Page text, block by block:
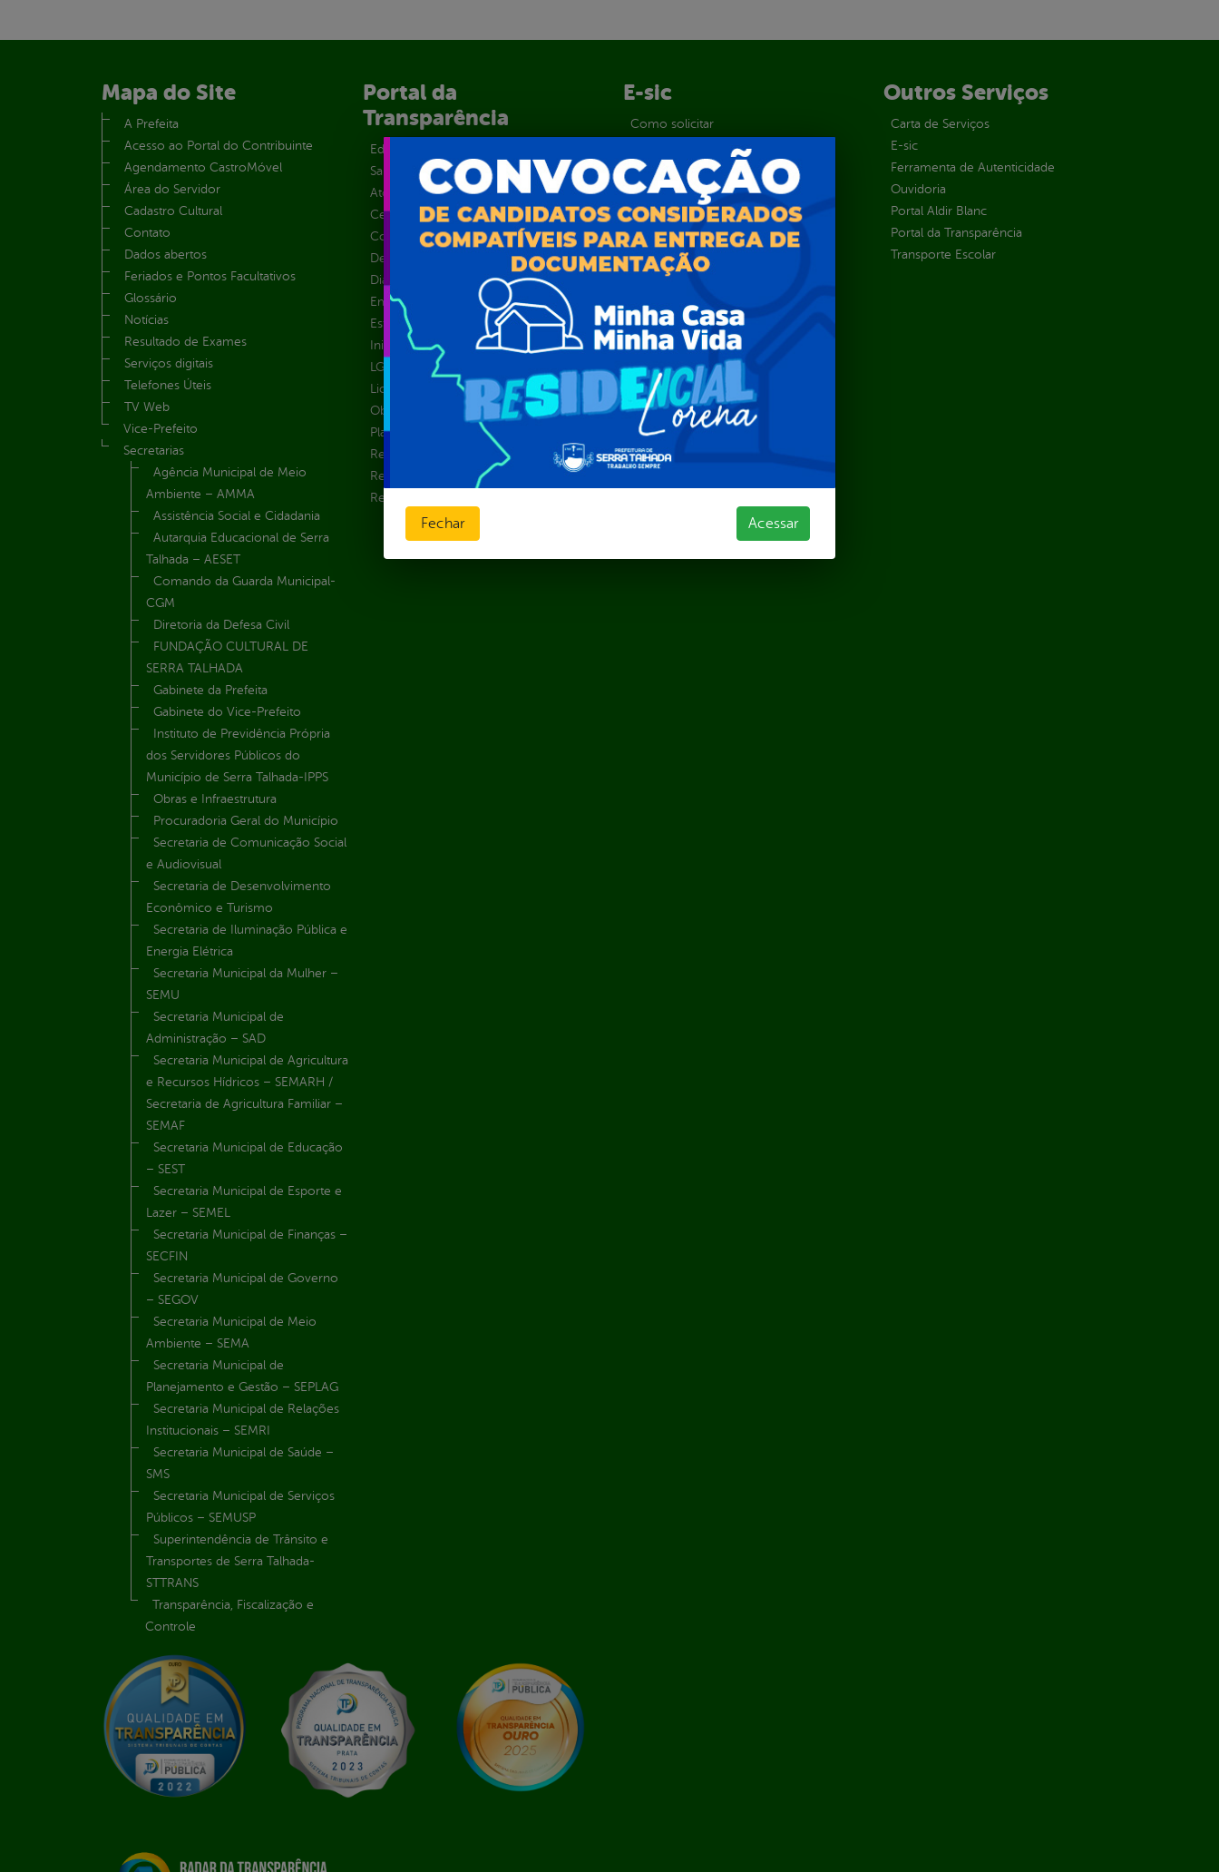
Mapa do Site
A Prefeita
Acesso ao Portal do Contribuinte
Agendamento CastroMóvel
Área do Servidor
Cadastro Cultural
Contato
Dados abertos
Feriados e Pontos Facultativos
Glossário
Notícias
Resultado de Exames
Serviços digitais
Telefones Úteis
TV Web
Vice-Prefeito
Secretarias
Agência Municipal de Meio
Ambiente – AMMA
Assistência Social e Cidadania
Autarquia Educacional de Serra
Talhada – AESET
Comando da Guarda Municipal-
CGM
Diretoria da Defesa Civil
FUNDAÇÃO CULTURAL DE
SERRA TALHADA
Gabinete da Prefeita
Gabinete do Vice-Prefeito
Instituto de Previdência Própria
dos Servidores Públicos do
Município de Serra Talhada-IPPS
Obras e Infraestrutura
Procuradoria Geral do Município
Secretaria de Comunicação Social
e Audiovisual
Secretaria de Desenvolvimento
Econômico e Turismo
Secretaria de Iluminação Pública e
Energia Elétrica
Secretaria Municipal da Mulher –
SEMU
Secretaria Municipal de
Administração – SAD
Secretaria Municipal de Agricultura
e Recursos Hídricos – SEMARH /
Secretaria de Agricultura Familiar –
SEMAF
Secretaria Municipal de Educação
– SEST
Secretaria Municipal de Esporte e
Lazer – SEMEL
Secretaria Municipal de Finanças –
SECFIN
Secretaria Municipal de Governo
– SEGOV
Secretaria Municipal de Meio
Ambiente – SEMA
Secretaria Municipal de
Planejamento e Gestão – SEPLAG
Secretaria Municipal de Relações
Institucionais – SEMRI
Secretaria Municipal de Saúde –
SMS
Secretaria Municipal de Serviços
Públicos – SEMUSP
Superintendência de Trânsito e
Transportes de Serra Talhada-
STTRANS
Transparência, Fiscalização e
Controle
Portal da
Transparência
Educação
Saúde
Atos normativos
Central de Dúvidas
Convênios e Transferências
Despesas
Diárias
Emendas parlamentares
Estrutura Organizacional
Inicio
LGPD e Governo Digital
Licitações e Contratos
Obras Públicas
Planejamento e Prestação de Contas
Receitas
Recursos Humanos
Renúncias de Receitas
E-sic
Como solicitar
Consulte sua Solicitação
Decretos
Estatísticas
Formulários
Prazos e autoridades
Sic Físico
Solicitar Recurso
Solicitar um pedido
Outros Serviços
Carta de Serviços
E-sic
Ferramenta de Autenticidade
Ouvidoria
Portal Aldir Blanc
Portal da Transparência
Transporte Escolar
Fechar Acessar